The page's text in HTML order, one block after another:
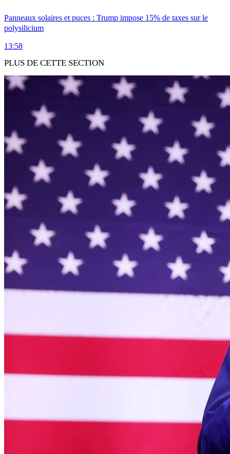
Panneaux solaires et puces : Trump impose 15% de taxes sur le
polysilicium
13:58
PLUS DE CETTE SECTION